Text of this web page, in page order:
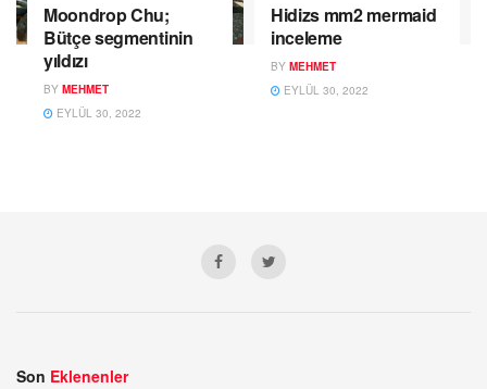
Moondrop Chu;
Bütçe segmentinin
yıldızı
BY MEHMET
EYLÜL 30, 2022
Hidizs mm2 mermaid
inceleme
BY MEHMET
EYLÜL 30, 2022
Son Eklenenler